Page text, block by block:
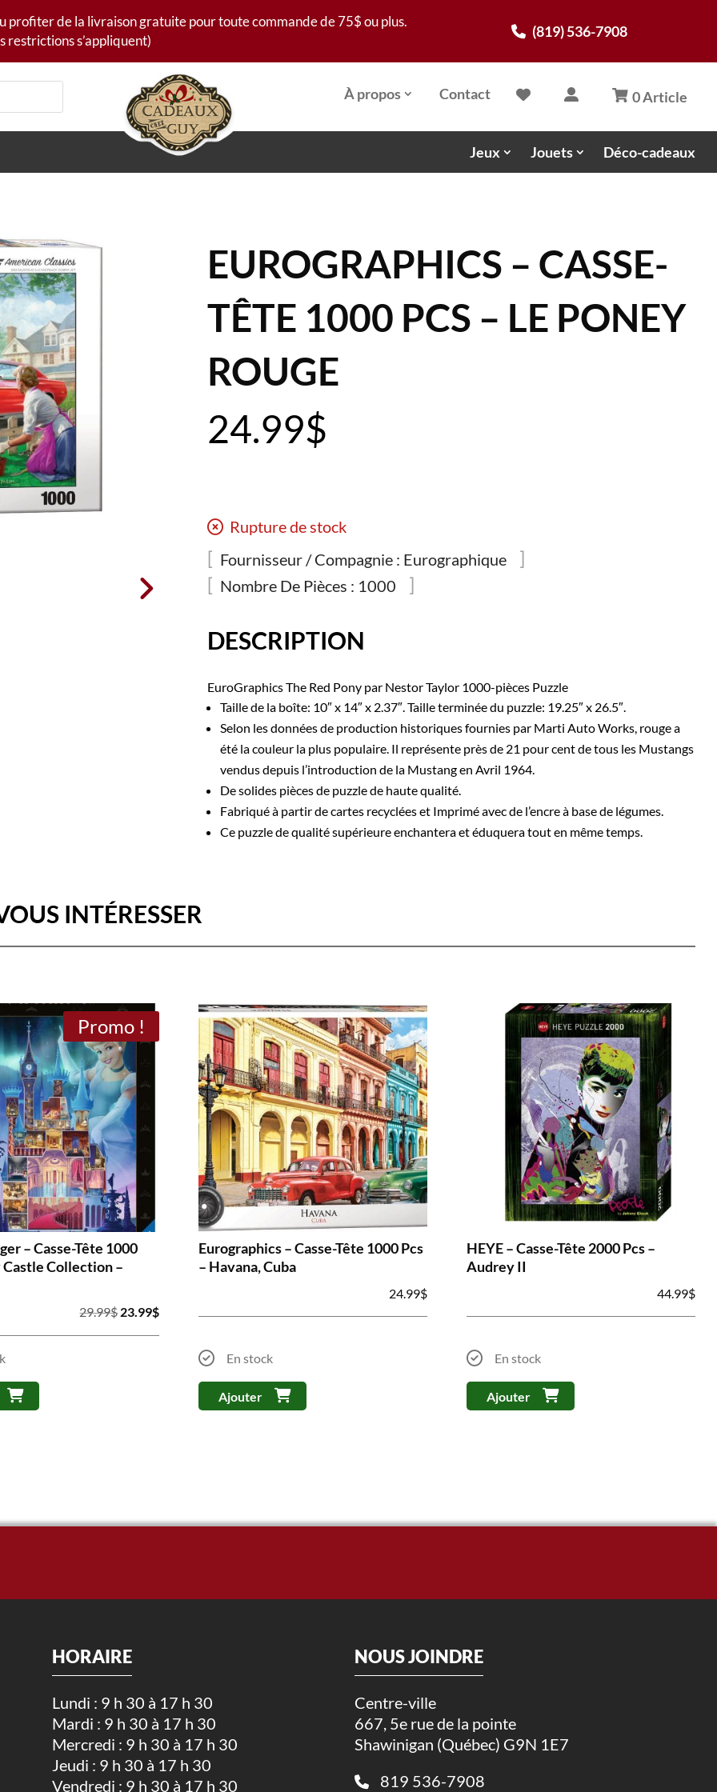
profiter de la livraison gratuite pour toute commande de 75$ ou plus.
restrictions s’appliquent)
(819) 536-7908
À propos Contact 0 Article
Jeux Jouets Déco-cadeaux

EUROGRAPHICS – CASSE-
TÊTE 1000 PCS – LE PONEY
ROUGE
24.99$
Rupture de stock
Fournisseur / Compagnie : Eurographique
Nombre De Pièces : 1000
DESCRIPTION
EuroGraphics The Red Pony par Nestor Taylor 1000-pièces Puzzle
Taille de la boîte: 10″ x 14″ x 2.37″. Taille terminée du puzzle: 19.25″ x 26.5″.
Selon les données de production historiques fournies par Marti Auto Works, rouge a
été la couleur la plus populaire. Il représente près de 21 pour cent de tous les Mustangs
vendus depuis l’introduction de la Mustang en Avril 1964.
De solides pièces de puzzle de haute qualité.
Fabriqué à partir de cartes recyclées et Imprimé avec de l’encre à base de légumes.
Ce puzzle de qualité supérieure enchantera et éduquera tout en même temps.
INTÉRESSER
Promo !
– Casse-Tête 1000
Castle Collection –
29.99$Le
prix
23.99$Le
prix
Eurographics – Casse-Tête 1000 Pcs
– Havana, Cuba
24.99$
En stock
Ajouter
HEYE – Casse-Tête 2000 Pcs –
Audrey II
44.99$
En stock
Ajouter
HORAIRE
Lundi : 9 h 30 à 17 h 30
Mardi : 9 h 30 à 17 h 30
Mercredi : 9 h 30 à 17 h 30
Jeudi : 9 h 30 à 17 h 30
Vendredi : 9 h 30 à 17 h 30
NOUS JOINDRE
Centre-ville
667, 5e rue de la pointe
Shawinigan (Québec) G9N 1E7
819 536-7908